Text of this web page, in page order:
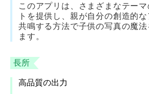
このアプリは、さまざまなテー
トを提供し、親が自分の創造的
共鳴する方法で子供の写真の魔
ます。
長所
高品質の出力